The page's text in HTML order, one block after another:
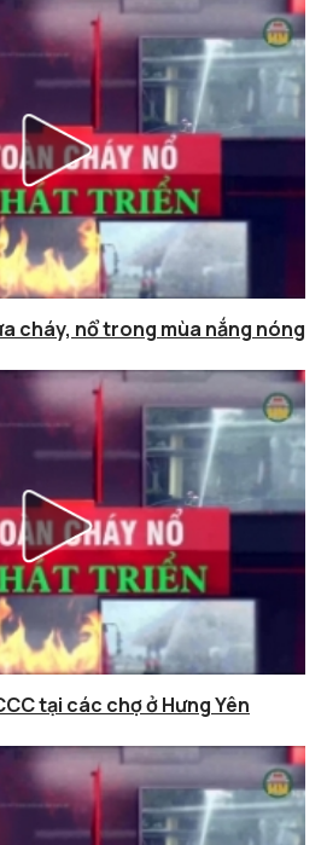
cháy, nổ trong mùa nắng nóng
tại các chợ ở Hưng Yên